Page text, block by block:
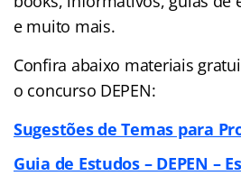
e muito mais.
Confira abaixo materiais
o concurso DEPEN:
Sugestões de Temas para
Guia de Estudos – DEPEN –